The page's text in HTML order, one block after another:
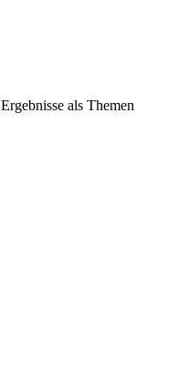
Ergebnisse als Themen